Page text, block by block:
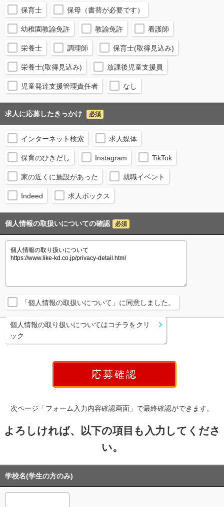
保育士 保母（書替が必要です）
幼稚園教諭免許 教諭免許 看護師
栄養士 調理師 保育士(取得見込み)
栄養士(取得見込み) 放課後児童支援員
児童発達支援管理責任者 なし
求人に応募したきっかけ 必須
インターネット検索 求人媒体
保育のひきだし Instagram TikTok
家の近くに施設があった 就職イベント
Indeed 求人ボックス
個人情報の取扱いについての確認 必須
「個人情報の取扱いについて」に同意しました。
個人情報の取り扱いについてはコチラをクリ
ック
次ページ「フォーム入力内容確認画面」で最終確認ができます。
よろしければ、以下の項目も入力してくださ
い。
学校名(学生の方のみ)